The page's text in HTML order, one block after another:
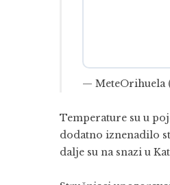
— MeteOrihuela
Temperature su u
dodatno iznenadilo
dalje su na snazi u